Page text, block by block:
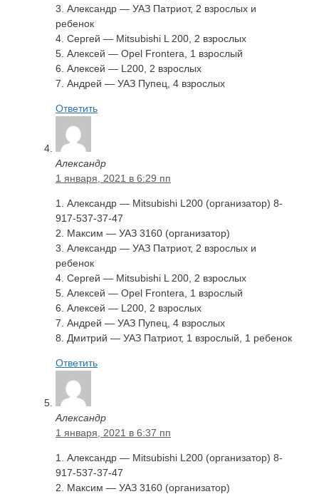
3. Александр — УАЗ Патриот, 2 взрослых и
ребенок
4. Сергей — Mitsubishi L 200, 2 взрослых
5. Алексей — Opel Frontera, 1 взрослый
6. Алексей — L200, 2 взрослых
7. Андрей — УАЗ Пупец, 4 взрослых
Ответить
Александр
1 января, 2021 в 6:29 пп
1. Александр — Mitsubishi L200 (организатор) 8-
917-537-37-47
2. Максим — УАЗ 3160 (организатор)
3. Александр — УАЗ Патриот, 2 взрослых и
ребенок
4. Сергей — Mitsubishi L 200, 2 взрослых
5. Алексей — Opel Frontera, 1 взрослый
6. Алексей — L200, 2 взрослых
7. Андрей — УАЗ Пупец, 4 взрослых
8. Дмитрий — УАЗ Патриот, 1 взрослый, 1 ребенок
Ответить
Александр
1 января, 2021 в 6:37 пп
1. Александр — Mitsubishi L200 (организатор) 8-
917-537-37-47
2. Максим — УАЗ 3160 (организатор)